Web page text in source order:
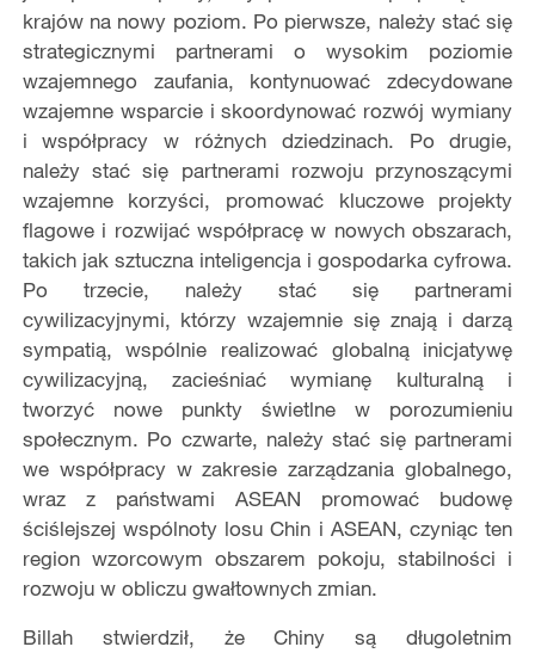
krajów na nowy poziom. Po pierwsze, należy stać się
strategicznymi partnerami o wysokim poziomie
wzajemnego zaufania, kontynuować zdecydowane
wzajemne wsparcie i skoordynować rozwój wymiany
i współpracy w różnych dziedzinach. Po drugie,
należy stać się partnerami rozwoju przynoszącymi
wzajemne korzyści, promować kluczowe projekty
flagowe i rozwijać współpracę w nowych obszarach,
takich jak sztuczna inteligencja i gospodarka cyfrowa.
Po trzecie, należy stać się partnerami
cywilizacyjnymi, którzy wzajemnie się znają i darzą
sympatią, wspólnie realizować globalną inicjatywę
cywilizacyjną, zacieśniać wymianę kulturalną i
tworzyć nowe punkty świetlne w porozumieniu
społecznym. Po czwarte, należy stać się partnerami
we współpracy w zakresie zarządzania globalnego,
wraz z państwami ASEAN promować budowę
ściślejszej wspólnoty losu Chin i ASEAN, czyniąc ten
region wzorcowym obszarem pokoju, stabilności i
rozwoju w obliczu gwałtownych zmian.
Billah stwierdził, że Chiny są długoletnim